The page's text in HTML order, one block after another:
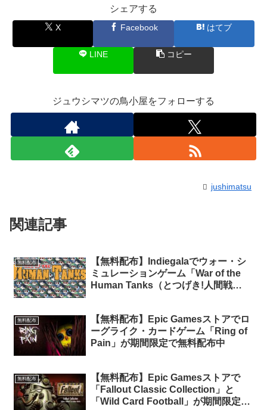
シェアする
X Facebook はてブ
LINE コピー
ジュウシマツの鳥小屋をフォローする
jushimatsu
関連記事
無料配布
【無料配布】Indiegalaでウォー・シ
ミュレーションゲーム「War of the
Human Tanks（とつげき!人間戦
無料配布
【無料配布】Epic Gamesストアでロ
ーグライク・カードゲーム「Ring of
Pain」が期間限定で無料配布中
無料配布
【無料配布】Epic Gamesストアで
「Fallout Classic Collection」と
「Wild Card Football」が期間限定で